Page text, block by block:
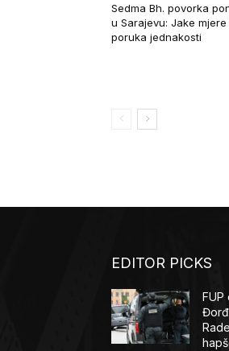
Sedma Bh. povorka
u Sarajevu: Jake
poruka jednakosti
EDITOR PICKS
FUP